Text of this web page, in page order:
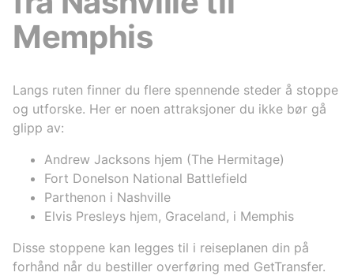
Memphis
Langs ruten finner du flere spennende steder å stoppe
og utforske. Her er noen attraksjoner du ikke bør gå
glipp av:
Andrew Jacksons hjem (The Hermitage)
Fort Donelson National Battlefield
Parthenon i Nashville
Elvis Presleys hjem, Graceland, i Memphis
Disse stoppene kan legges til i reiseplanen din på
forhånd når du bestiller overføring med GetTransfer.